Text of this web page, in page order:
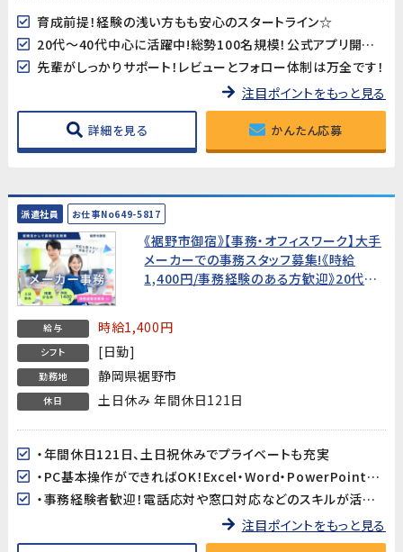
育成前提！経験の浅い方もも安心のスタートライン☆
20代～40代中心に活躍中!総勢100名規模！公式アプリ開発のダイナミックな現場に飛び込もう♪
先輩がしっかりサポート！レビューとフォロー体制は万全です！
注目ポイントをもっと見る
詳細を見る かんたん応募
派遣社員 お仕事No649-5817
《裾野市御宿》【事務・オフィスワーク】大手
メーカーでの事務スタッフ募集!《時給
1,400円/事務経験のある方歓迎》20代～
給与 時給1,400円
シフト [日勤]
勤務地 静岡県裾野市
休日 土日休み 年間休日121日
・年間休日121日、土日祝休みでプライベートも充実
・PC基本操作ができればOK！Excel・Word・PowerPoint経験を活かせます
・事務経験者歓迎！電話応対や窓口対応などのスキルが活かせます
注目ポイントをもっと見る